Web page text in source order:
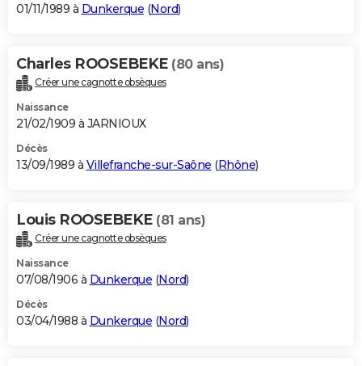
01/11/1989 à Dunkerque (Nord)
Charles ROOSEBEKE (80 ans)
Créer une cagnotte obsèques
Naissance
21/02/1909 à JARNIOUX
Décès
13/09/1989 à Villefranche-sur-Saône (Rhône)
Louis ROOSEBEKE (81 ans)
Créer une cagnotte obsèques
Naissance
07/08/1906 à Dunkerque (Nord)
Décès
03/04/1988 à Dunkerque (Nord)